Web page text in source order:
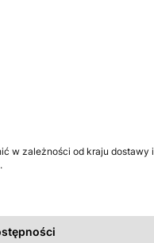
w zależności od kraju dostawy i